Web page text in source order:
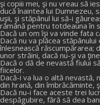
şi copiii mei, şi nu vreau să
ducă înaintea lui Dumnezeu,
uşii, şi stăpânul lui să-i
rămână pentru totdeauna în
Dacă un om îşi va vinde fata
Dacă nu va plăcea
înlesnească răscumpărarea;
unor străini, dacă nu-şi va
Dacă o dă de nevastă fiului
fiicelor.
Dacă-i va lua o altă nevastă,
din hrană, din îmbrăcăminte,
Dacă nu-i face aceste trei
despăgubire, fără să dea